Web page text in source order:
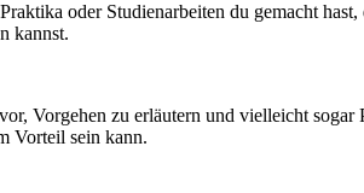
oder Studienarbeiten du gemacht
kannst.
Vorgehen zu erläutern und vielleicht sogar
Vorteil sein kann.